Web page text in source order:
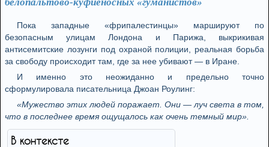
Пока западные «фрипалестинцы» маршируют по
безопасным улицам Лондона и Парижа, выкрикивая
антисемитские лозунги под охраной полиции, реальная борьба
за свободу происходит там, где за нее убивают — в Иране.
И именно это неожиданно и предельно точно
сформулировала писательница Джоан Роулинг:
«Мужество этих людей поражает. Они — луч света в том,
что в последнее время ощущалось как очень темный мир».
В контексте